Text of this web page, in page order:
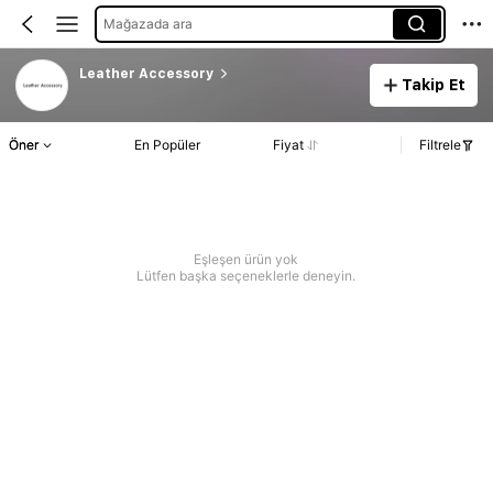
Mağazada ara
Leather Accessory
Takip Et
Öner En Popüler Fiyat Filtrele
Eşleşen ürün yok
Lütfen başka seçeneklerle deneyin.